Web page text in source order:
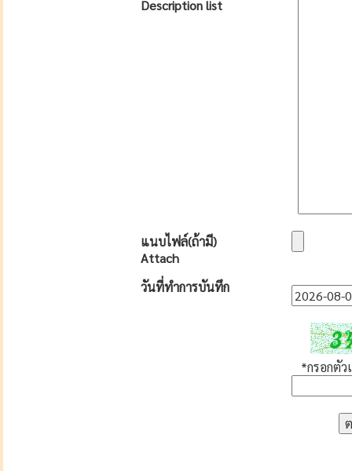
Description list
แนบไฟล์(ถ้ามี)
Attach
วันที่ทำการบันทึก
*กรอกตั